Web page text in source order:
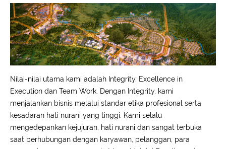
Nilai-nilai utama kami adalah Integrity, Excellence in
Execution dan Team Work. Dengan Integrity, kami
menjalankan bisnis melalui standar etika profesional serta
kesadaran hati nurani yang tinggi. Kami selalu
mengedepankan kejujuran, hati nurani dan sangat terbuka
saat berhubungan dengan karyawan, pelanggan, para